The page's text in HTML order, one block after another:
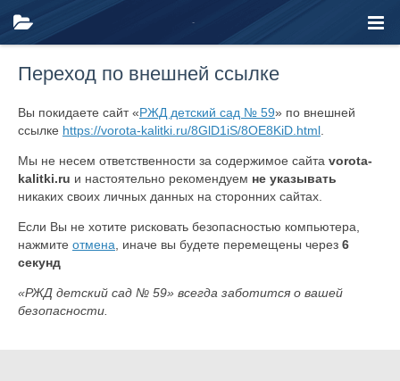
Переход по внешней ссылке
Вы покидаете сайт «РЖД детский сад № 59» по внешней
ссылке https://vorota-kalitki.ru/8GlD1iS/8OE8KiD.html
Мы не несем ответственности за содержимое сайта vorota-
kalitki.ru и настоятельно рекомендуем не указывать
никаких своих личных данных на сторонних сайтах.
Если Вы не хотите рисковать безопасностью компьютера,
нажмите отмена , иначе вы будете перемещены через 6
секунд
«РЖД детский сад № 59» всегда заботится о вашей
безопасности.